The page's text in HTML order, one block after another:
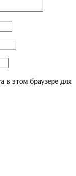
в этом браузере для